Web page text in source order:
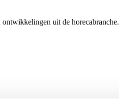
uit de horecabranche.